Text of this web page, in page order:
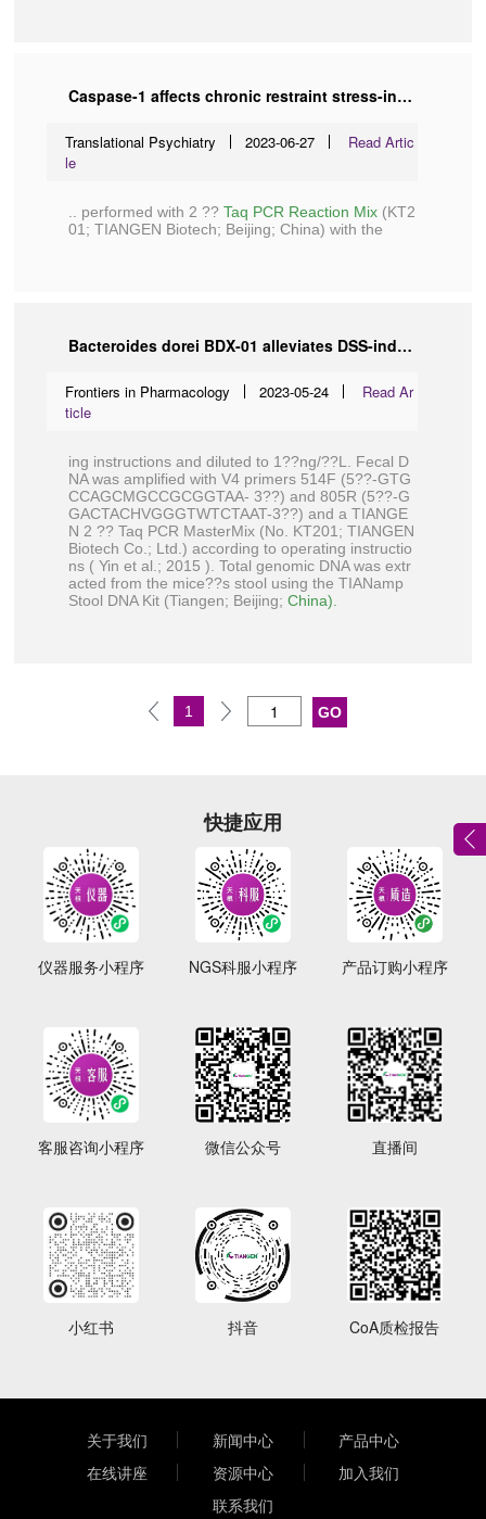
Caspase-1 affects chronic restraint stress-induced depression-like behaviors by modifying GABAergic dysfunction in the hippocampus
Translational Psychiatry 2023-06-27
Read Artic
le
.. performed with 2 ??Taq PCR Reaction Mix (KT2
01;TIANGEN Biotech; Beijing; China) with the
Bacteroides dorei BDX-01 alleviates DSS-induced experimental colitis in mice by regulating intestinal bile salt hydrolase activity and the FXR-NLRP3 signaling pathway
Frontiers in Pharmacology 2023-05-24
Read Ar
ticle
ing instructions and diluted to 1??ng/??L. Fecal D
NA was amplified with V4 primers 514F (5??-GTG
CCAGCMGCCGCGGTAA- 3??) and 805R (5??-G
GACTACHVGGGTWTCTAAT-3??) and a TIANGE
N 2 ?? Taq PCR MasterMix (No. KT201;TIANGEN
Biotech Co.; Ltd.) according to operating instructio
ns ( Yin et al.; 2015 ). Total genomic DNA was extr
acted from the mice??s stool using the TIANamp
Stool DNA Kit (Tiangen; Beijing; China).
1
快捷应用
仪器服务小程序 NGS科服小程序 产品订购小程序
客服咨询小程序 微信公众号 直播间
小红书 抖音 CoA质检报告
关于我们 新闻中心
产品中心
在线讲座
资源中心
加入我们
联系我们